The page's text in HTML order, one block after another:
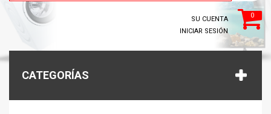
0
SU CUENTA
INICIAR SESIÓN
CATEGORÍAS